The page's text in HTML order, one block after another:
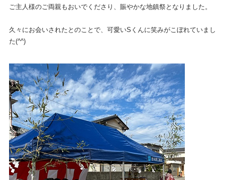
ご主人様のご両親もおいでくださり、賑やかな地鎮祭となりました。
久々にお会いされたとのことで、可愛いSくんに笑みがこぼれていまし
た(^^)